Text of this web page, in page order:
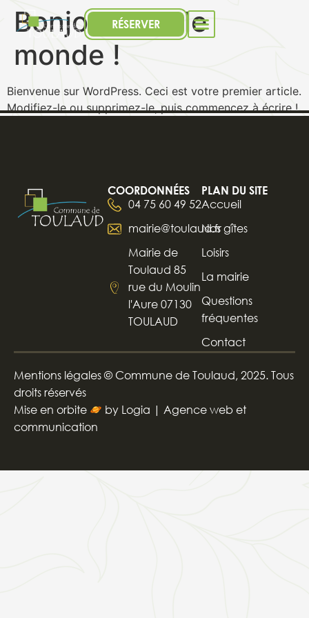
RÉSERVER
Bonjour tout le
monde !
Bienvenue sur WordPress. Ceci est votre premier article.
Modifiez-le ou supprimez-le, puis commencez à écrire !
COORDONNÉES
04 75 60 49 52
mairie@toulaud.fr
Mairie de
Toulaud 85
rue du Moulin
l'Aure 07130
TOULAUD
PLAN DU SITE
Accueil
Nos gîtes
Loisirs
La mairie
Questions
fréquentes
Contact
Mentions légales © Commune de Toulaud, 2025. Tous
droits réservés
Mise en orbite
by Logia | Agence web et
communication